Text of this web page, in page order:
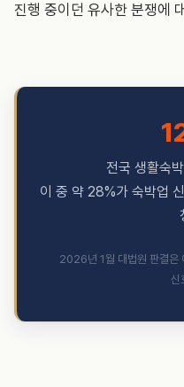
진행 중이던 유사한 분쟁에
전국 생활숙
이 중 약 28%가 숙박업
2026년 1월 대법원 판결은
신